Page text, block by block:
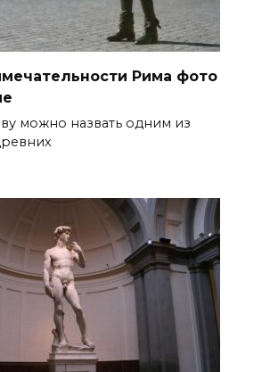
Рима фото
можно назвать одним из